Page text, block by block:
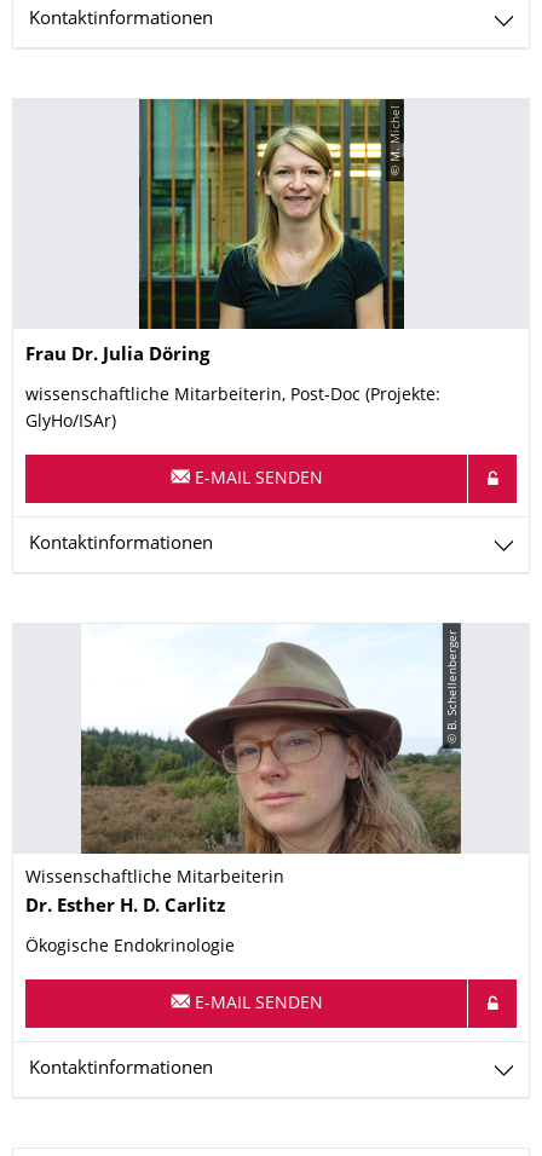
Kontaktinformationen
© M. Michel
Name
Frau Dr. Julia Döring
wissenschaftliche Mitarbeiterin, Post-Doc (Projekte:
GlyHo/ISAr)
E-MAIL SENDEN
Kontaktinformationen
© B. Schellenberger
Wissenschaftliche Mitarbeiterin
Name
Dr. Esther H. D. Carlitz
Ökogische Endokrinologie
E-MAIL SENDEN
Kontaktinformationen